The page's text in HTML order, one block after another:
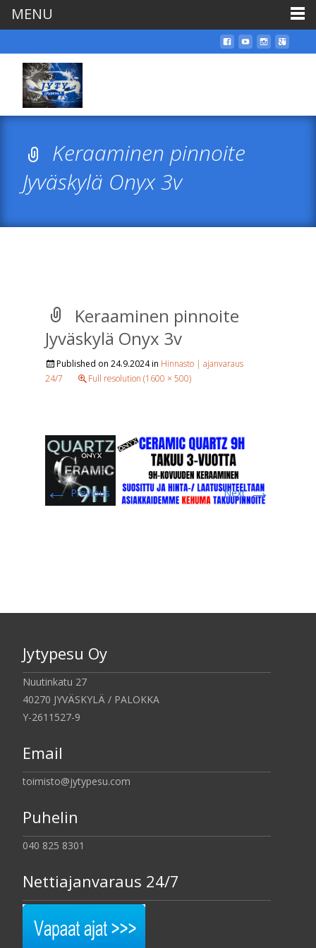
Keraaminen pinnoite
Jyväskylä Onyx 3v
Keraaminen pinnoite
Jyväskylä Onyx 3v
Published on 24.9.2024in Hinnasto | ajanvaraus
24/7
Full resolution (1600 × 500)
← Previous Next→
Jytypesu Oy
Nuutinkatu 27
40270 JYVÄSKYLÄ / PALOKKA
Y-2611527-9
Email
toimisto@jytypesu.com
Puhelin
040 825 8301
Nettiajanvaraus 24/7
MENU